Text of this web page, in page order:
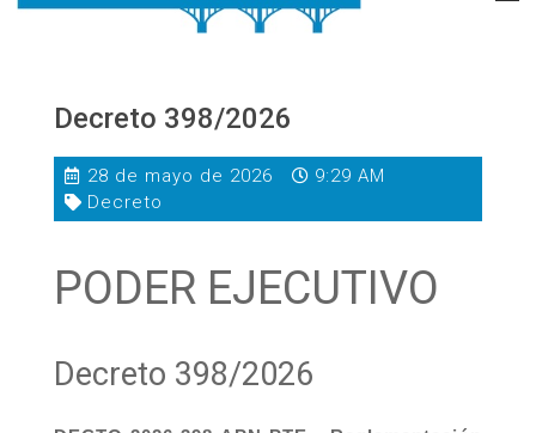
Decreto 398/2026
28 de mayo de 2026
9:29 AM
Decreto
PODER EJECUTIVO
Decreto 398/2026